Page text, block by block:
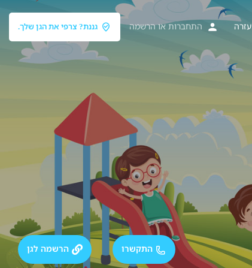
עזרה התחברות או הרשמה גננת? צרפי את הגן שלך.
התקשרו הרשמה לגן